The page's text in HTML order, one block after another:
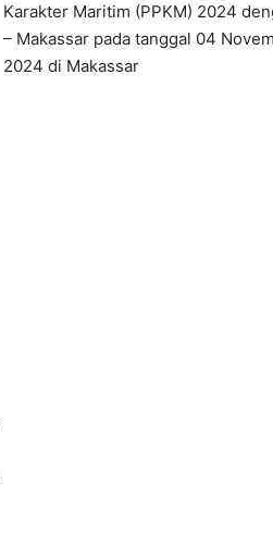
Karakter Maritim (PPKM) 2024
– Makassar pada tanggal 04
2024 di Makassar